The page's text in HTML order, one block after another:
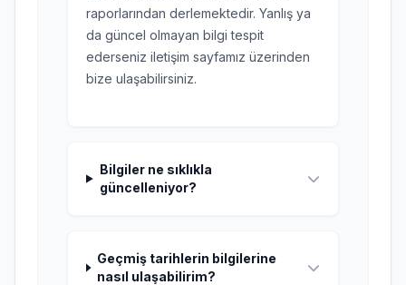
raporlarından derlemektedir. Yanlış ya
da güncel olmayan bilgi tespit
ederseniz iletişim sayfamız üzerinden
bize ulaşabilirsiniz.
Bilgiler ne sıklıkla
güncelleniyor?
Geçmiş tarihlerin bilgilerine
nasıl ulaşabilirim?